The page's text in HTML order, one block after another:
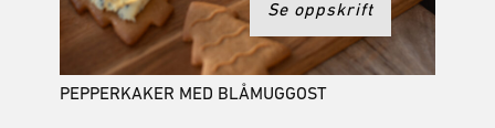
PEPPERKAKER MED BLÅMUGGOST
Se oppskrift